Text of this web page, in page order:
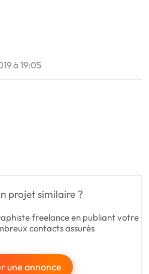
à 19:05
projet similaire ?
freelance en publiant votre
contacts assurés
une annonce